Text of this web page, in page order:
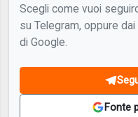
Scegli come vuoi
su Telegram, oppure
di Google.
Fonte